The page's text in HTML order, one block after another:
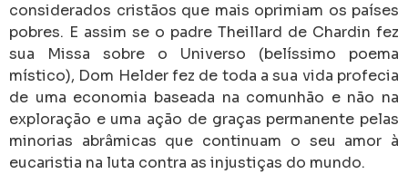
considerados cristãos que mais oprimiam os países
pobres. E assim se o padre Theillard de Chardin fez
sua Missa sobre o Universo (belíssimo poema
místico), Dom Helder fez de toda a sua vida profecia
de uma economia baseada na comunhão e não na
exploração e uma ação de graças permanente pelas
minorias abrâmicas que continuam o seu amor à
eucaristia na luta contra as injustiças do mundo.